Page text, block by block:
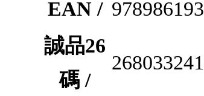
EAN /
誠品26
碼 /